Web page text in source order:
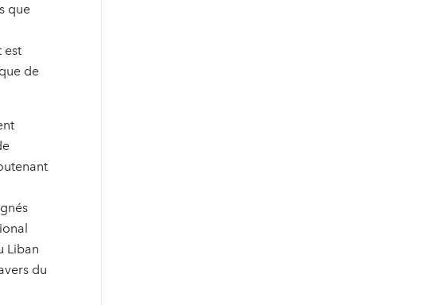
que
est
de
Liban
du